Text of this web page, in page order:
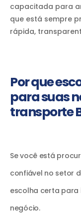
capacitada para
que está sempre
rápida,
Porqueesc
parasuasn
transporte
Se você está
confiável no setor
escolha certa para
negócio.